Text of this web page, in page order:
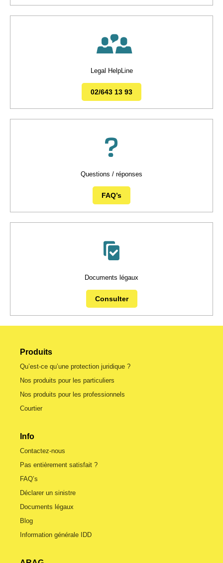
Legal HelpLine
02/643 13 93
Questions / réponses
FAQ’s
Documents légaux
Consulter
Produits
Qu’est-ce qu’une protection juridique ?
Nos produits pour les particuliers
Nos produits pour les professionnels
Courtier
Info
Contactez-nous
Pas entièrement satisfait ?
FAQ’s
Déclarer un sinistre
Documents légaux
Blog
Information générale IDD